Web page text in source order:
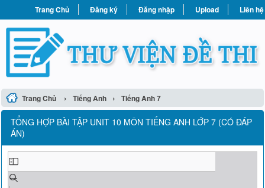
Trang Chủ Đăng ký Đăng nhập Upload Liên hệ
Trang Chủ › Tiếng Anh › Tiếng Anh 7
TỔNG HỢP BÀI TẬP UNIT 10 MÔN TIẾNG ANH LỚP 7 (CÓ ĐÁP
ÁN)